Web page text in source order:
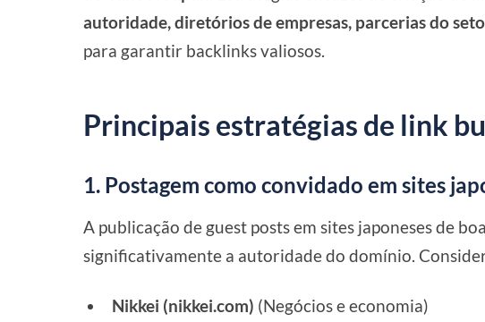
autoridade, diretórios de empresas, parcerias do
para garantir backlinks valiosos.
Principais estratégias de link
1. Postagem como convidado em sites
A publicação de guest posts em sites japoneses de
significativamente a autoridade do domínio.
Nikkei (nikkei.com) (Negócios e economia)